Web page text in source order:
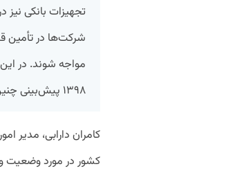
تجهیزات بانکی نیز
شرکت‌ها در تأمین
مواجه شوند. در
۱۳۹۸ پیش‌بینی چنین وضعیتی را کرده و قطعات مورد نیازشان را خریداری کرده بودند.
کامران دارابی، مدیر
کشور در مورد وضعیت